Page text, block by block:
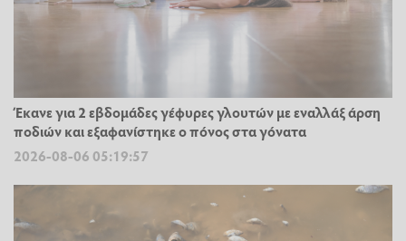
Έκανε για 2 εβδομάδες γέφυρες γλουτών με εναλλάξ άρση
ποδιών και εξαφανίστηκε ο πόνος στα γόνατα
2026-08-06 05:19:57